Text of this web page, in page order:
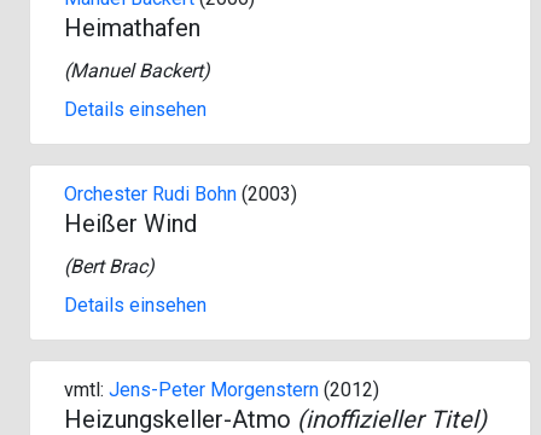
Heimathafen
(Manuel Backert)
Details einsehen
Orchester Rudi Bohn (2003)
Heißer Wind
(Bert Brac)
Details einsehen
vmtl: Jens-Peter Morgenstern (2012)
Heizungskeller-Atmo (inoffizieller Titel)